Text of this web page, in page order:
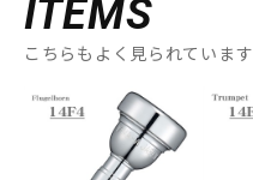
ITEMS
こちらもよく見られています